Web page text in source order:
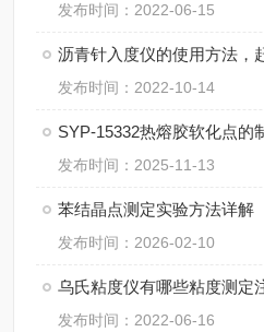
发布时间：2022-06-15
沥青针入度仪的使用方法，
发布时间：2022-10-14
SYP-15332热熔胶软化点的
发布时间：2025-11-13
苯结晶点测定实验方法详解
发布时间：2026-02-10
乌氏粘度仪有哪些粘度测定
发布时间：2022-06-16